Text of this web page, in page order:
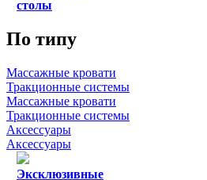
столы
По типу
Массажные кровати
Тракционные системы
Массажные кровати
Тракционные системы
Аксессуары
Аксессуары
Эксклюзивные